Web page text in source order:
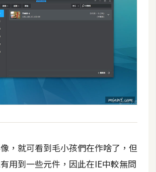
，就可看到毛小孩們在作啥了，但
用到一些元件，因此在IE中較無問